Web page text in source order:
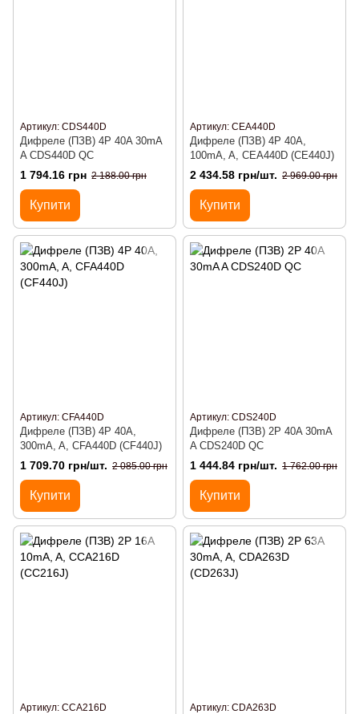
Артикул: CDS440D
Дифреле (ПЗВ) 4P 40A 30mA
A CDS440D QC
1 794.16 грн 2 188.00 грн
Купити
Артикул: CEA440D
Дифреле (ПЗВ) 4P 40A,
100mA, A, CEA440D (CE440J)
2 434.58 грн/шт. 2 969.00 грн
Купити
Артикул: CFA440D
Дифреле (ПЗВ) 4P 40A,
300mA, A, CFA440D (CF440J)
1 709.70 грн/шт. 2 085.00 грн
Купити
Артикул: CDS240D
Дифреле (ПЗВ) 2P 40A 30mA
A CDS240D QC
1 444.84 грн/шт. 1 762.00 грн
Купити
Артикул: CCA216D Артикул: CDA263D